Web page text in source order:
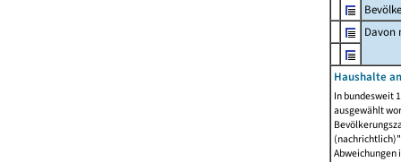
Davon
Haushalte
In bundesweit
ausgewählt
Abweichungen